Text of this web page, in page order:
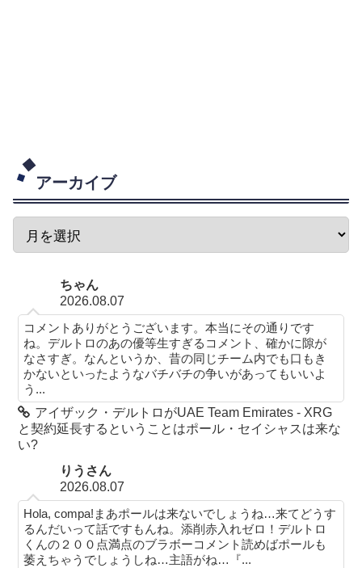
アーカイブ
ちゃん
2026.08.07
コメントありがとうございます。本当にその通りです
ね。デルトロのあの優等生すぎるコメント、確かに隙が
なさすぎ。なんというか、昔の同じチーム内でも口もき
かないといったようなバチバチの争いがあってもいいよ
う...
アイザック・デルトロがUAE Team Emirates - XRG
と契約延長するということはポール・セイシャスは来な
い?
りうさん
2026.08.07
Hola, compa!まあポールは来ないでしょうね…来てどうす
るんだいって話ですもんね。添削赤入れゼロ！デルトロ
くんの２００点満点のブラボーコメント読めばポールも
萎えちゃうでしょうしね…主語がね…『...